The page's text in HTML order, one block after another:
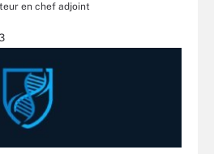
en chef adjoint